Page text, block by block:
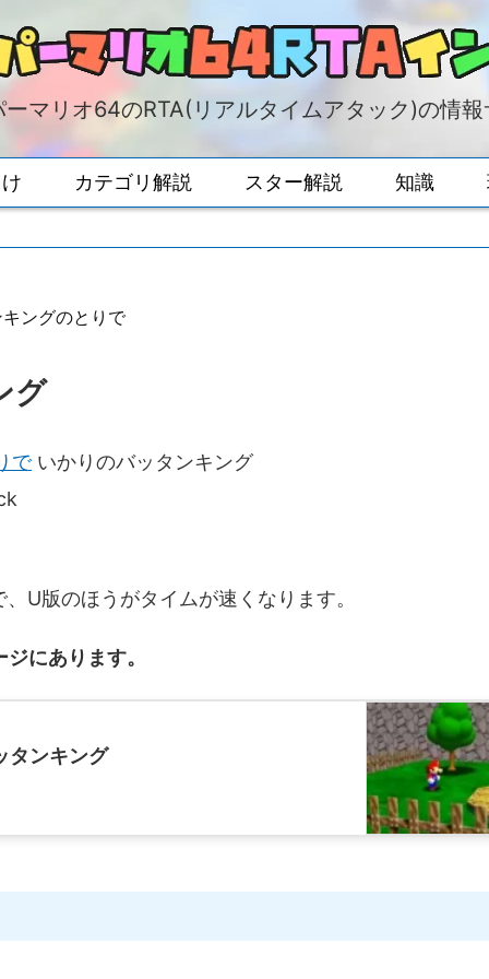
ーマリオ64のRTA(リアルタイムアタック)の情報
カテゴリ解説 スター解説 知識
ングのとりで
グ
でいかりのバッタンキング
U版のほうがタイムが速くなります。
にあります。
タンキング